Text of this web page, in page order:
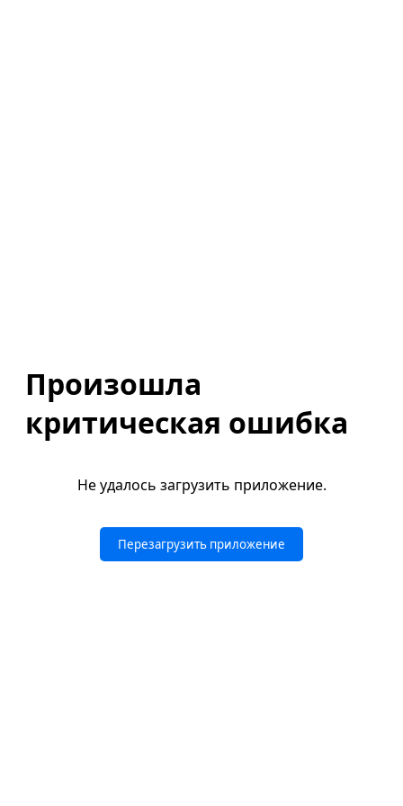
Произошла
критическая ошибка
Не удалось загрузить приложение.
Перезагрузить приложение